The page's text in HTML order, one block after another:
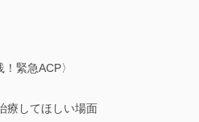
緊急ACP〉
療してほしい場面